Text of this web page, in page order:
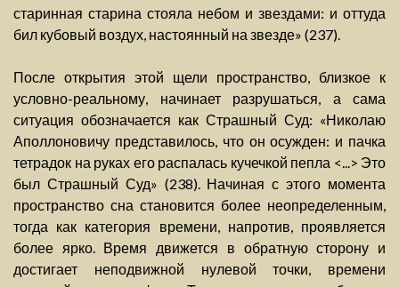
старинная старина стояла небом и звездами: и оттуда
бил кубовый воздух, настоянный на звезде» (237).
После открытия этой щели пространство, близкое к
условно-реальному, начинает разрушаться, а сама
ситуация обозначается как Страшный Суд: «Николаю
Аполлоновичу представилось, что он осужден: и пачка
тетрадок на руках его распалась кучечкой пепла <...> Это
был Страшный Суд» (238). Начиная с этого момента
пространство сна становится более неопределенным,
тогда как категория времени, напротив, проявляется
более ярко. Время движется в обратную сторону и
достигает неподвижной нулевой точки, времени